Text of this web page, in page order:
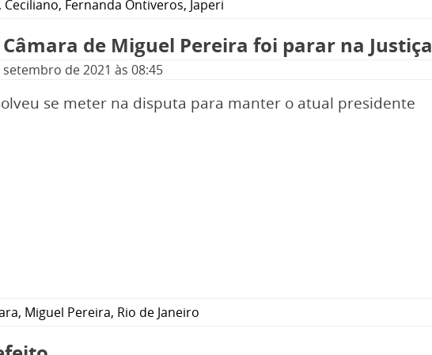
, Ceciliano, Fernanda Ontiveros, Japeri
de Miguel Pereira foi parar na Justiça
setembro de 2021 às 08:45
se meter na disputa para manter o atual presidente
, Miguel Pereira, Rio de Janeiro